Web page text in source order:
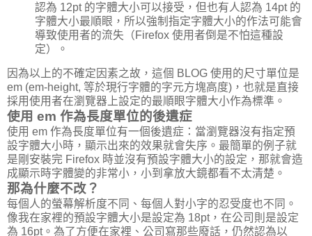
認為 12pt 的字體大小可以接受，但也有人認為 14pt 的
字體大小最順眼，所以強制指定字體大小的作法可能會
導致使用者的流失（Firefox 使用者倒是不怕這種設
定）。
因為以上的不確定因素之故，這個 BLOG 使用的尺寸單位是
em (em-height, 等於現行字體的字元方塊高度)，也就是直接
採用使用者在瀏覽器上設定的最順眼字體大小作為標準。
使用 em 作為長度單位的後遺症
使用 em 作為長度單位有一個後遺症：當瀏覽器沒有指定預
設字體大小時，顯示出來的效果就會失序。最簡單的例子就
是剛安裝完 Firefox 時並沒有預設字體大小的設定，那就會造
成顯示時字體變的非常小，小到拿放大鏡都看不太清楚。
那為什麼不改？
每個人的螢幕解析度不同、每個人對小字的忍受度也不同。
像我在家裡的預設字體大小是設定為 18pt，在公司則是設定
為 16pt。為了方便在家裡、公司寫那些廢話，仍然認為以